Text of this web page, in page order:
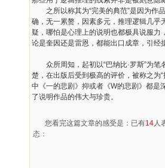
之所以称其为“完美的典范”是因为作品
确，无一累赘，因素多元，推理逻辑几
疑，哪怕是心理上的说明也都极具说服
论是奎因还是雷恩，都能出口成章，引经
众所周知，起初以“巴纳比·罗斯”为笔
楚，在出版后受到极高的评价，被称之为
中《一的悲剧》抑或者《W的悲剧》都是
了说明作品的伟大与珍贵。
您看完这篇文章的感受是：已有14人
态：